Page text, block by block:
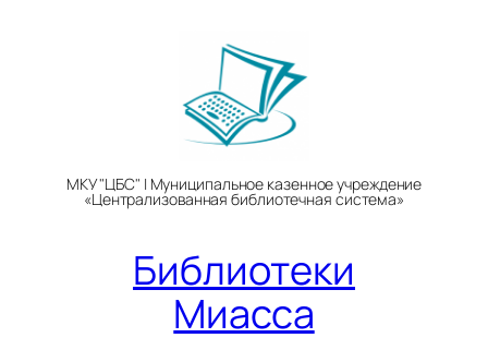
МКУ "ЦБС" | Муниципальное казенное учреждение
«Централизованная библиотечная система»
Библиотеки
Миасса